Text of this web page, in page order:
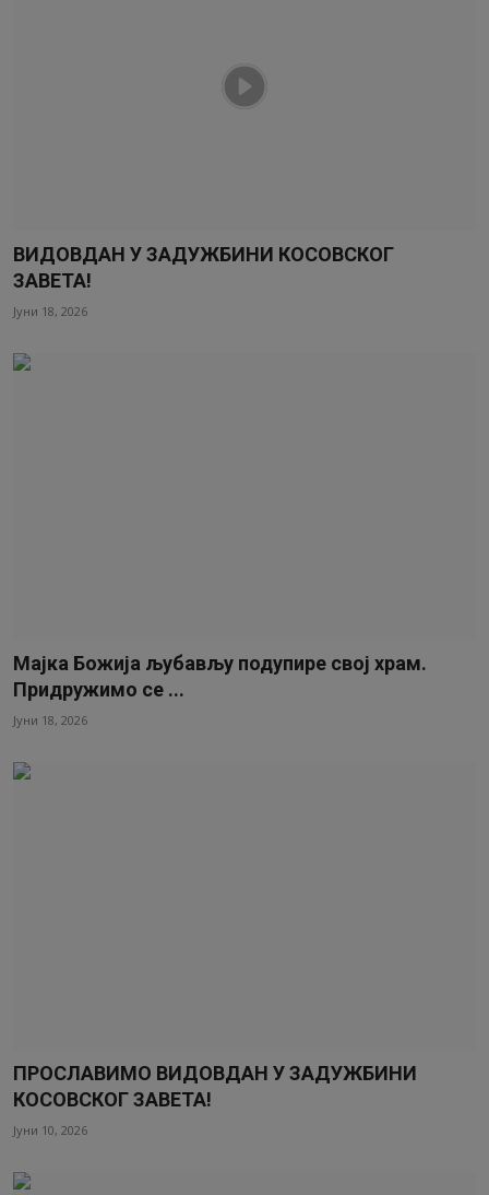
ВИДОВДАН У ЗАДУЖБИНИ КОСОВСКОГ
ЗАВЕТА!
Јуни 18, 2026
Мајка Божија љубављу подупире свој храм.
Придружимо се ...
Јуни 18, 2026
ПРОСЛАВИМО ВИДОВДАН У ЗАДУЖБИНИ
КОСОВСКОГ ЗАВЕТА!
Јуни 10, 2026